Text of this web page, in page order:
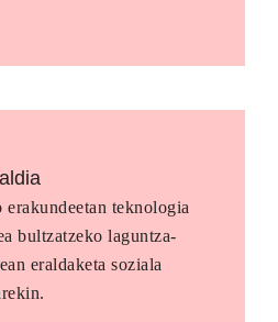
teknologia
bultzatzeko laguntza-
eraldaketa soziala